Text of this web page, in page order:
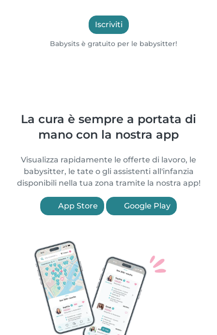
Iscriviti
Babysits è gratuito per le babysitter!
La cura è sempre a portata di
mano con la nostra app
Visualizza rapidamente le offerte di lavoro, le
babysitter, le tate o gli assistenti all'infanzia
disponibili nella tua zona tramite la nostra app!
App Store Google Play